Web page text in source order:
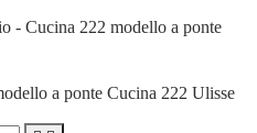
a ponte Cucina 222 Ulisse